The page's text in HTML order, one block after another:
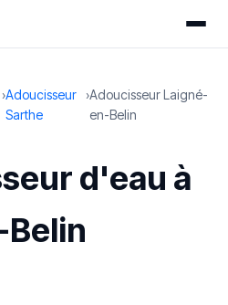
›Adoucisseur
Sarthe
›Adoucisseur Laigné-
en-Belin
d'eau à